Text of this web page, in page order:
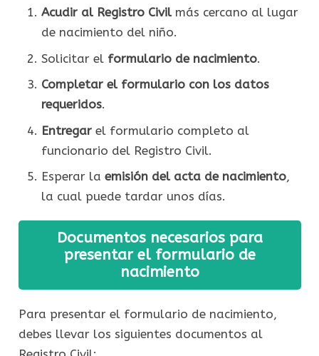
Acudir al Registro Civilmás cercano al lugar
de nacimiento del niño.
Solicitar el formulario de nacimiento.
Completar el formulario con los datos
requeridos.
Entregarel formulario completo al
funcionario del Registro Civil.
Esperar la emisión del acta de nacimiento,
la cual puede tardar unos días.
Documentos necesarios para
presentar el formulario de
nacimiento
Para presentar el formulario de nacimiento,
debes llevar los siguientes documentos al